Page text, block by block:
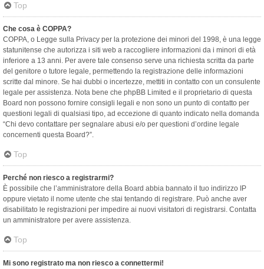
Top
Che cosa è COPPA?
COPPA, o Legge sulla Privacy per la protezione dei minori del 1998, è una legge
statunitense che autorizza i siti web a raccogliere informazioni da i minori di età
inferiore a 13 anni. Per avere tale consenso serve una richiesta scritta da parte
del genitore o tutore legale, permettendo la registrazione delle informazioni
scritte dal minore. Se hai dubbi o incertezze, mettiti in contatto con un consulente
legale per assistenza. Nota bene che phpBB Limited e il proprietario di questa
Board non possono fornire consigli legali e non sono un punto di contatto per
questioni legali di qualsiasi tipo, ad eccezione di quanto indicato nella domanda
“Chi devo contattare per segnalare abusi e/o per questioni d’ordine legale
concernenti questa Board?”.
Top
Perché non riesco a registrarmi?
È possibile che l’amministratore della Board abbia bannato il tuo indirizzo IP
oppure vietato il nome utente che stai tentando di registrare. Può anche aver
disabilitato le registrazioni per impedire ai nuovi visitatori di registrarsi. Contatta
un amministratore per avere assistenza.
Top
Mi sono registrato ma non riesco a connettermi!